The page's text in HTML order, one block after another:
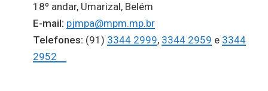
18º andar, Umarizal, Belém
E-mail: pjmpa@mpm.mp.br
Telefones: (91) 3344 2999, 3344 2959 e 3344
2952